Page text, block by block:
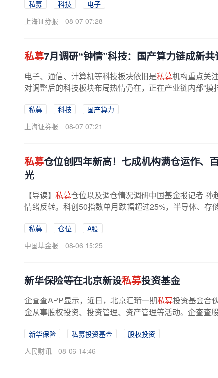
私募 科技
电子
上海证券报
08-07 07:28
私募7月调研“钟情”科技：国产算力链成新共
电子、通信、计算机等科技板块依旧是私募机构重点关
对调整后的科技板块布局热情仍在，正在产业链内部“
私募 科技
国产算力
上海证券报
08-07 07:21
私募仓位创四年新高！七成机构满仓运作、
光
【导读】 私募仓位以及调仓情况调研中国基金报记者
情绪反转。科创50指数单月跌幅超过25%，半导体、存
私募 仓位
A股
中国基金报
08-06 15:25
新华保险等在北京新设私募投资基金
企查查APP显示，近日，北京汇珩一期私募投资基金合
金从事股权投资、投资管理、资产管理等活动。企查查
新华保险 私募投资基金
股权投资
人民财讯
08-06 14:46